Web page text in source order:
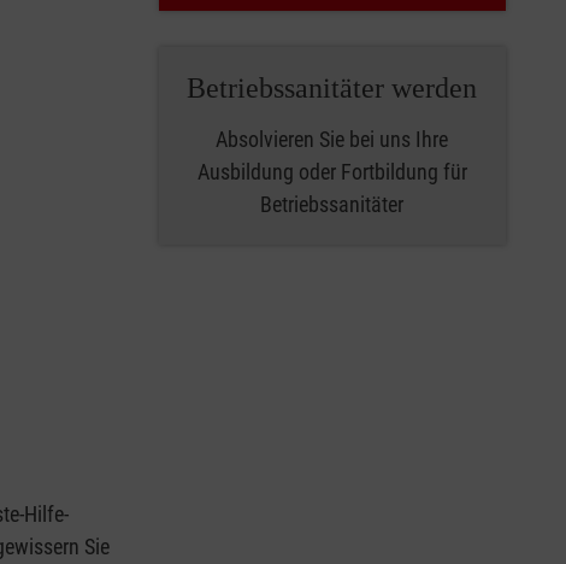
Hilfe-
Sie
Betriebssanitäter werden
Absolvieren Sie bei uns Ihre
Ausbildung oder Fortbildung für
Betriebssanitäter